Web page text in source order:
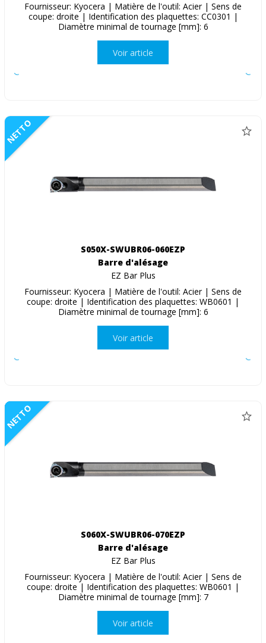
Fournisseur: Kyocera | Matière de l'outil: Acier | Sens de
coupe: droite | Identification des plaquettes: CC0301 |
Diamètre minimal de tournage [mm]: 6
Voir article
NETTO
S050X-SWUBR06-060EZP
Barre d'alésage
EZ Bar Plus
Fournisseur: Kyocera | Matière de l'outil: Acier | Sens de
coupe: droite | Identification des plaquettes: WB0601 |
Diamètre minimal de tournage [mm]: 6
Voir article
NETTO
S060X-SWUBR06-070EZP
Barre d'alésage
EZ Bar Plus
Fournisseur: Kyocera | Matière de l'outil: Acier | Sens de
coupe: droite | Identification des plaquettes: WB0601 |
Diamètre minimal de tournage [mm]: 7
Voir article